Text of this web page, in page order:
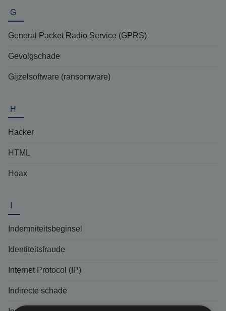
G
General Packet Radio Service (GPRS)
Gevolgschade
Gijzelsoftware (ransomware)
H
Hacker
HTML
Hoax
Indemniteitsbeginsel
Identiteitsfraude
Internet Protocol (IP)
Indirecte schade